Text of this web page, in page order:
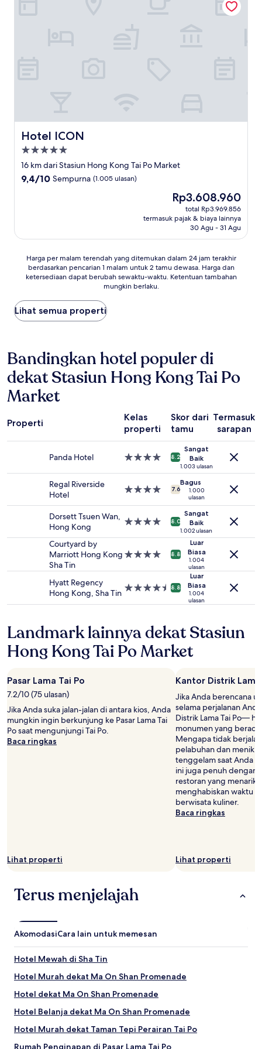
Hotel ICON
Hotel ICON
Properti
bintang
5.0
16 km dari Stasiun Hong Kong Tai Po Market
9.4
9,4/10 Sempurna (1.005 ulasan)
Harga
sekarang
Rp3.608.960
Rp3.608.960
total Rp3.969.856
termasuk pajak & biaya lainnya
30 Agu - 31 Agu
Harga
malam
yang
ditemukan
dalam
terakhir
berdasarkan
pencarian
1
malam
tamu
Ketentuan
tambahan
Harga per malam terendah yang ditemukan dalam 24 jam terakhir
berdasarkan pencarian 1 malam untuk 2 tamu dewasa. Harga dan
ketersediaan dapat berubah sewaktu-waktu. Ketentuan tambahan
mungkin berlaku.
Lihat semua properti
Bandingkan hotel populer di
dekat Stasiun Hong Kong Tai Po
Market
Properti
Kelas
properti
Skor dari
tamu
Termasuk
sarapan
Panda Hotel
Properti
8.2
Sangat
Baik
1.003 ulasan
Regal Riverside
Hotel
Properti
7.6
Bagus
1.000
ulasan
Dorsett Tsuen Wan,
Hong Kong
Properti
8.0
Sangat
Baik
1.002 ulasan
Courtyard by
Marriott Hong Kong
Sha Tin
Properti
8.8
Luar
Biasa
1.004
ulasan
Hyatt Regency
Hong Kong, Sha Tin Properti
8.8
Luar
Biasa
1.004
ulasan
Landmark lainnya dekat Stasiun
Hong Kong Tai Po Market
Pasar Lama Tai Po
7.2/10 (75 ulasan)
Jika Anda suka jalan-jalan di antara kios, Anda
mungkin ingin berkunjung ke Pasar Lama Tai
Po saat mengunjungi Tai Po.
Baca ringkas
Lihat properti
Kantor Distrik Lama
Jika Anda berencana
selama perjalanan
Distrik Lama Tai Po—
monumen yang berada
Mengapa tidak
pelabuhan dan
tenggelam saat Anda
ini juga penuh dengan
restoran yang
menghabiskan waktu
berwisata kuliner.
Baca ringkas
Lihat properti
Terus menjelajah
AkomodasiCara lain untuk memesan
Hotel Mewah di Sha Tin
Hotel Murah dekat Ma On Shan Promenade
Hotel dekat Ma On Shan Promenade
Hotel Belanja dekat Ma On Shan Promenade
Hotel Murah dekat Taman Tepi Perairan Tai Po
Rumah Penginapan di Pasar Lama Tai Po